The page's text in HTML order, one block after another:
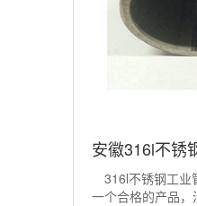
安徽316l不锈
316l不锈钢工业
一个合格的产品，